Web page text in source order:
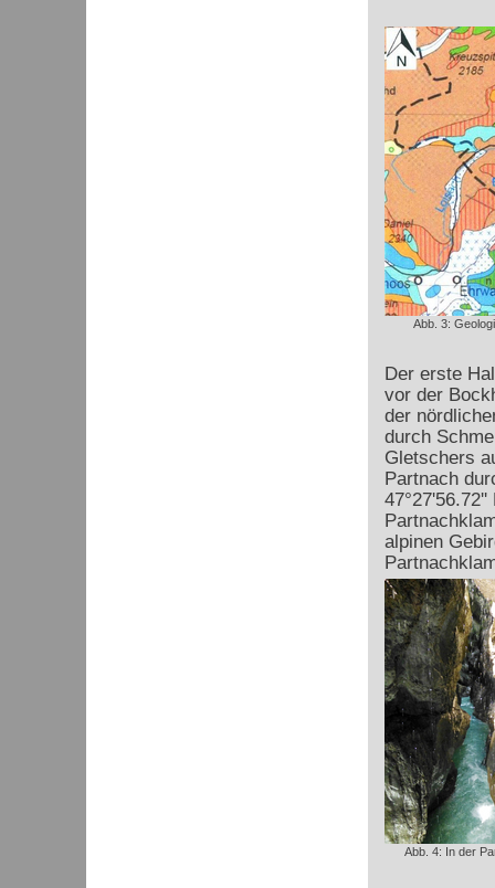
Abb. 3:
Der erste
vor der
der
durch
Gletschers
Partnach
alpinen
Abb. 4: In der